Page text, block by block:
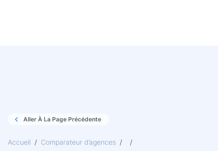
Aller À La Page Précédente
Accueil / Comparateur d’agences / /